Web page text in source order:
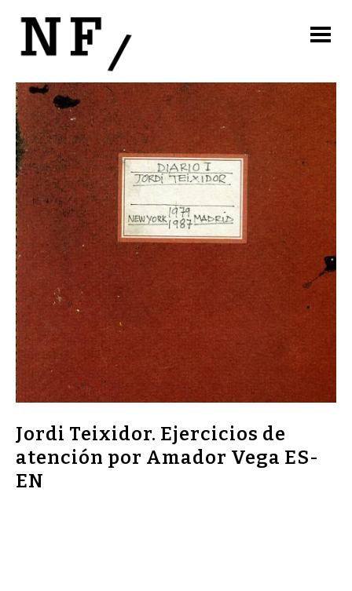
Jordi Teixidor. Ejercicios de
atención por Amador Vega ES-
EN